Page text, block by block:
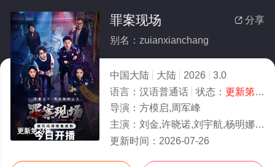
更新第24集
 分享
罪案现场
别名：zuianxianchang
中国大陆 大陆 2026
3.0
语言： 汉语普通话 状态： 更新第24集
导演： 方模启,周军峰
主演： 刘金,许晓诺,刘宇航,杨明娜,Dean,Liu,刘鸿飞,王建新,陈梦瑶,赵美钧,洛嘉
更新时间： 2026-07-26